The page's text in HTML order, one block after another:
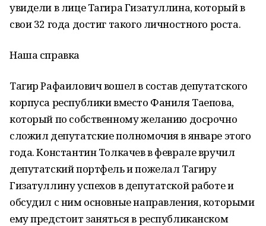
увидели в лице Тагира Гизатуллина, который в
свои 32 года достиг такого личностного роста.
Наша справка
Тагир Рафаилович вошел в состав депутатского
корпуса республики вместо Фаниля Таепова,
который по собственному желанию досрочно
сложил депутатские полномочия в январе этого
года. Константин Толкачев в феврале вручил
депутатский портфель и пожелал Тагиру
Гизатуллину успехов в депутатской работе и
обсудил с ним основные направления, которыми
ему предстоит заняться в республиканском